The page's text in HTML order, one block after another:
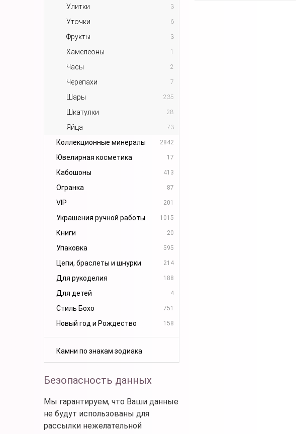
Улитки 3
Уточки 6
Фрукты 3
Хамелеоны 1
Часы 2
Черепахи 7
Шары 235
Шкатулки 28
Яйца 73
Коллекционные минералы 2842
Ювелирная косметика 17
Кабошоны 413
Огранка 87
VIP 201
Украшения ручной работы 1015
Книги 20
Упаковка 595
Цепи, браслеты и шнурки 214
Для рукоделия 188
Для детей 4
Стиль Бохо 751
Новый год и Рождество 158
Камни по знакам зодиака
Безопасность данных
Мы гарантируем, что Ваши данные
не будут использованы для
рассылки нежелательной